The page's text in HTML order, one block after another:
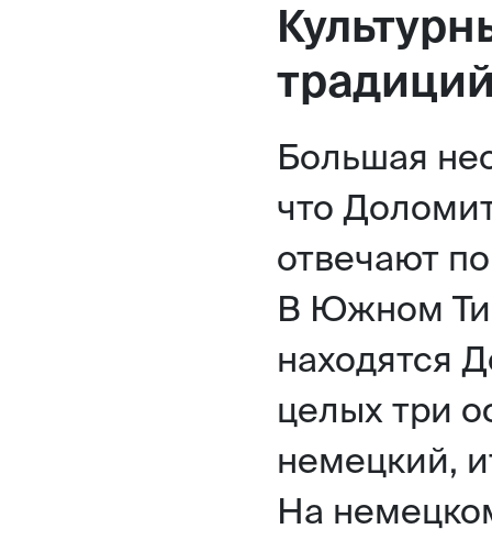
Большая
что
отвечают
В Южном
находятся
целых три
немецкий,
На